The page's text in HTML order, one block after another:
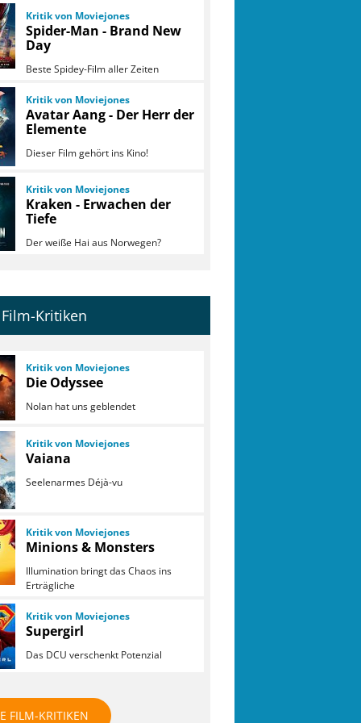
Kritik von Moviejones
Spider-Man - Brand New
Day
Beste Spidey-Film aller Zeiten
Kritik von Moviejones
Avatar Aang - Der Herr der
Elemente
Dieser Film gehört ins Kino!
Kritik von Moviejones
Kraken - Erwachen der
Tiefe
Der weiße Hai aus Norwegen?
Kritiken
Kritik von Moviejones
Die Odyssee
Nolan hat uns geblendet
Kritik von Moviejones
Vaiana
Seelenarmes Déjà-vu
Kritik von Moviejones
Minions & Monsters
Illumination bringt das Chaos ins
Erträgliche
Kritik von Moviejones
Supergirl
Das DCU verschenkt Potenzial
FILM-KRITIKEN